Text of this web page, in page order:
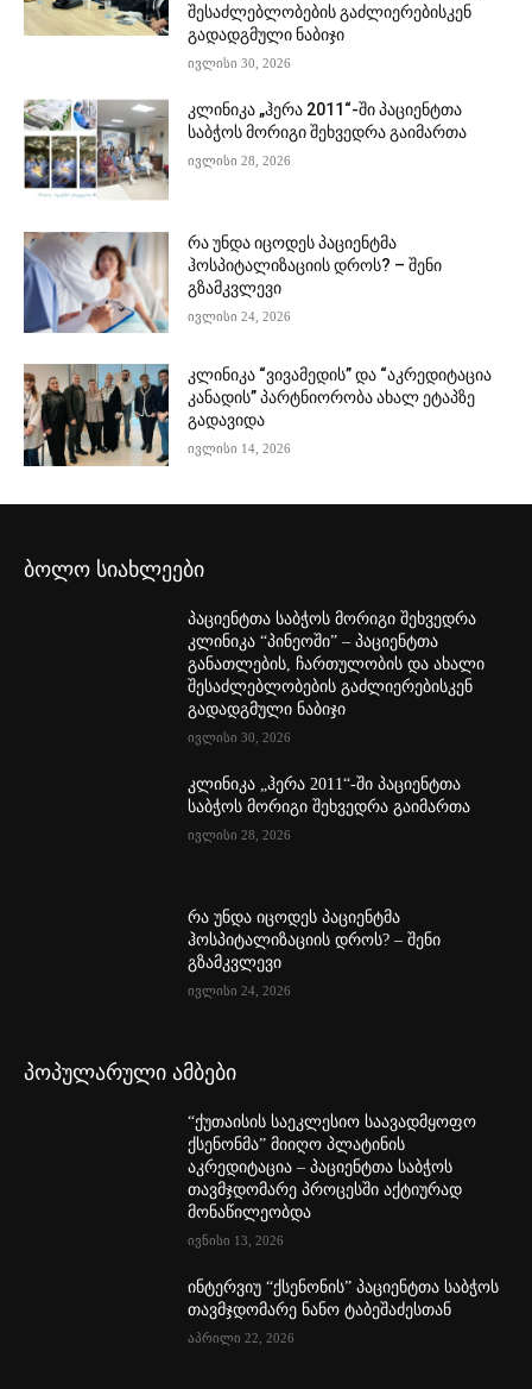
შესაძლებლობების გაძლიერებისკენ
გადადგმული ნაბიჯი
ივლისი 30, 2026
კლინიკა „ჰერა 2011“-ში პაციენტთა
საბჭოს მორიგი შეხვედრა გაიმართა
ივლისი 28, 2026
რა უნდა იცოდეს პაციენტმა
ჰოსპიტალიზაციის დროს? – შენი
გზამკვლევი
ივლისი 24, 2026
კლინიკა “ვივამედის” და “აკრედიტაცია
კანადის” პარტნიორობა ახალ ეტაპზე
გადავიდა
ივლისი 14, 2026
ბოლო სიახლეები
პაციენტთა საბჭოს მორიგი შეხვედრა
კლინიკა “პინეოში” – პაციენტთა
განათლების, ჩართულობის და ახალი
შესაძლებლობების გაძლიერებისკენ
გადადგმული ნაბიჯი
ივლისი 30, 2026
კლინიკა „ჰერა 2011“-ში პაციენტთა
საბჭოს მორიგი შეხვედრა გაიმართა
ივლისი 28, 2026
რა უნდა იცოდეს პაციენტმა
ჰოსპიტალიზაციის დროს? – შენი
გზამკვლევი
ივლისი 24, 2026
პოპულარული ამბები
“ქუთაისის საეკლესიო საავადმყოფო
ქსენონმა” მიიღო პლატინის
აკრედიტაცია – პაციენტთა საბჭოს
თავმჯდომარე პროცესში აქტიურად
მონაწილეობდა
ივნისი 13, 2026
ინტერვიუ “ქსენონის” პაციენტთა საბჭოს
თავმჯდომარე ნანო ტაბეშაძესთან
აპრილი 22, 2026